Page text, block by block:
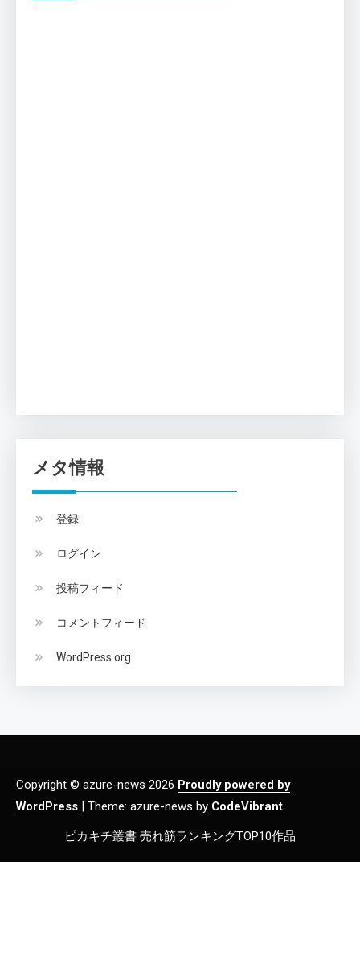
メタ情報
登録
ログイン
投稿フィード
コメントフィード
WordPress.org
Copyright © azure-news 2026 Proudly powered by
WordPress | Theme: azure-news by CodeVibrant.
ピカキチ叢書 売れ筋ランキングTOP10作品